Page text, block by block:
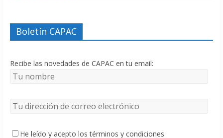
Boletín CAPAC
Recibe las novedades de CAPAC en tu email:
He leído y acepto los términos y condiciones